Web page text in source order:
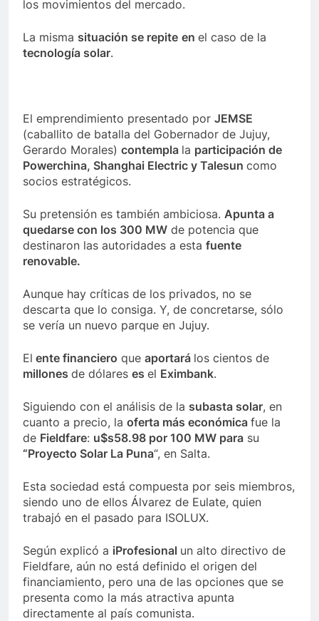
los movimientos del mercado.
La misma situación se repite en el caso de la
tecnología solar.
El emprendimiento presentado por JEMSE
(caballito de batalla del Gobernador de Jujuy,
Gerardo Morales) contempla la participación de
Powerchina, Shanghai Electric y Talesun como
socios estratégicos.
Su pretensión es también ambiciosa. Apunta a
quedarse con los 300 MW de potencia que
destinaron las autoridades a esta fuente
renovable.
Aunque hay críticas de los privados, no se
descarta que lo consiga. Y, de concretarse, sólo
se vería un nuevo parque en Jujuy.
El ente financiero que aportará los cientos de
millones de dólares es el Eximbank.
Siguiendo con el análisis de la subasta solar, en
cuanto a precio, la oferta más económica fue la
de Fieldfare: u$s58.98 por 100 MW para su
“Proyecto Solar La Puna“, en Salta.
Esta sociedad está compuesta por seis miembros,
siendo uno de ellos Álvarez de Eulate, quien
trabajó en el pasado para ISOLUX.
Según explicó a iProfesional un alto directivo de
Fieldfare, aún no está definido el origen del
financiamiento, pero una de las opciones que se
presenta como la más atractiva apunta
directamente al país comunista.